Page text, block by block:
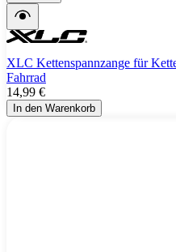
XLC Kettenspannzange für
Fahrrad
14,99 €
In den Warenkorb